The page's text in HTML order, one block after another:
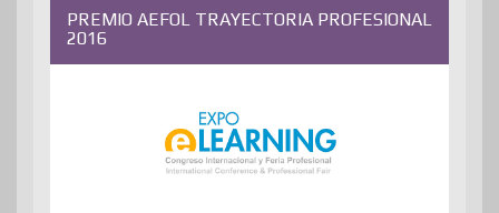
PREMIO AEFOL TRAYECTORIA PROFESIONAL
2016